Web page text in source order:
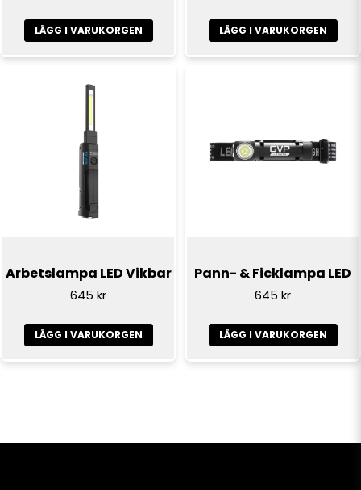
LÄGG I VARUKORGEN LÄGG I VARUKORGEN
Arbetslampa LED Vikbar
645 kr
LÄGG I VARUKORGEN
Pann- & Ficklampa LED
645 kr
LÄGG I VARUKORGEN